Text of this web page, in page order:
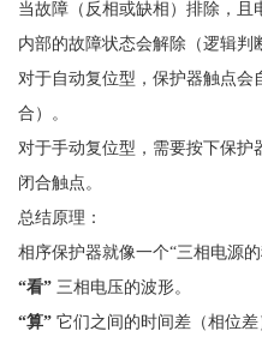
当故障（反相或缺相）排除，
内部的故障状态会解除（逻辑判
对于自动复位型，保护器触点会
合）。
对于手动复位型，需要按下保
闭合触点。
总结原理：
相序保护器就像一个“三相电源
“看” 三相电压的波形。
“算” 它们之间的时间差（相位差